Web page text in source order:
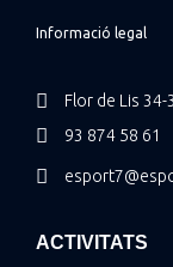
Informació legal
Flor de Lis
93 874 58 61
ACTIVITATS